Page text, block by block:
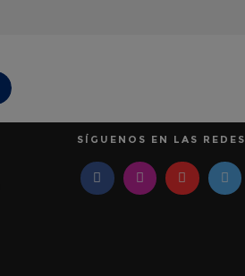
SÍGUENOS EN LAS REDES